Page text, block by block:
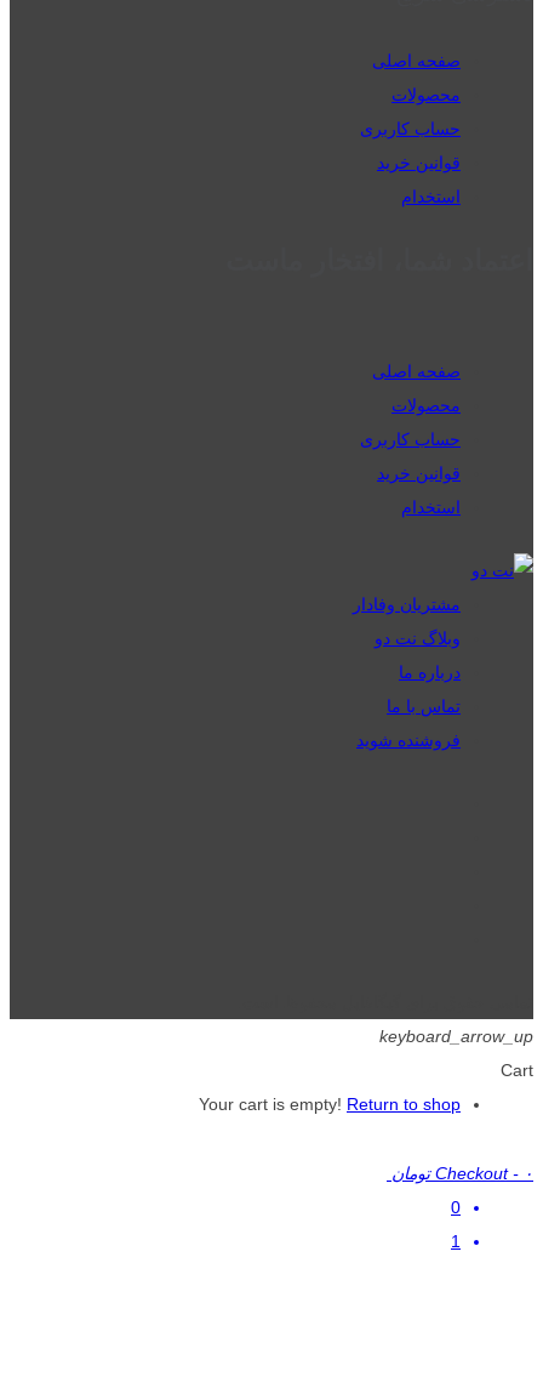
صفحه اصلی
محصولات
حساب کاربری
قوانین خرید
استخدام
صفحه اصلی
محصولات
حساب کاربری
قوانین خرید
استخدام
مشتریان وفادار
وبلاگ نت دو
درباره ما
تماس با ما
فروشنده شوید
keyboard_arrow_up
Cart
Your cart is empty! Return to shop
Checkout - ۰ تومان
0
1